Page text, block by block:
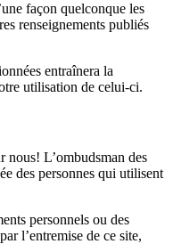
façon quelconque les
renseignements publiés
entraînera la
utilisation de celui-ci.
nous! L’ombudsman des
des personnes qui utilisent
personnels ou des
l’entremise de ce site,